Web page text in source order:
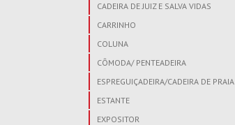
CADEIRA DE JUIZ E SALVA VIDAS
CARRINHO
COLUNA
CÔMODA/ PENTEADEIRA
ESPREGUIÇADEIRA/CADEIRA DE PRAIA
ESTANTE
EXPOSITOR